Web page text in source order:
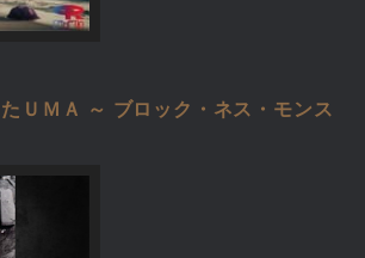
たＵＭＡ ～ ブロック・ネス・モンス